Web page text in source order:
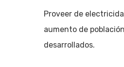
Proveer de
aumento de
desarrollados.